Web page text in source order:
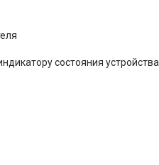
состояния устройства